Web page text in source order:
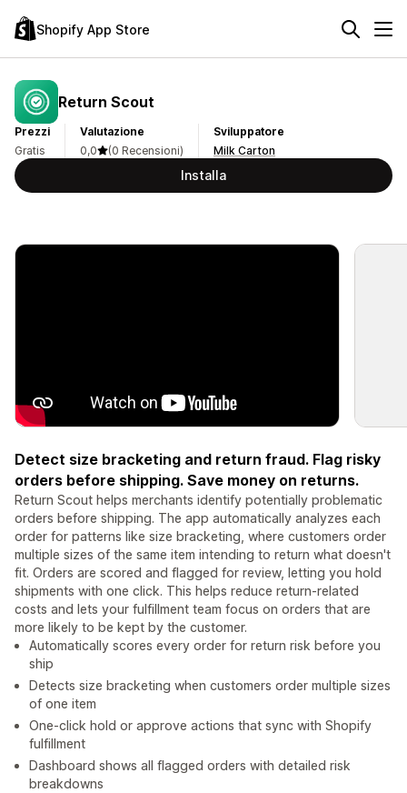
Shopify App Store
Return Scout
Prezzi
Gratis
Valutazione
0,0
(0 Recensioni)
Sviluppatore
Milk Carton
Installa
Detect size bracketing and return fraud. Flag risky
orders before shipping. Save money on returns.
Return Scout helps merchants identify potentially problematic
orders before shipping. The app automatically analyzes each
order for patterns like size bracketing, where customers order
multiple sizes of the same item intending to return what doesn't
fit. Orders are scored and flagged for review, letting you hold
shipments with one click. This helps reduce return-related
costs and lets your fulfillment team focus on orders that are
more likely to be kept by the customer.
Automatically scores every order for return risk before you
ship
Detects size bracketing when customers order multiple sizes
of one item
One-click hold or approve actions that sync with Shopify
fulfillment
Dashboard shows all flagged orders with detailed risk
breakdowns